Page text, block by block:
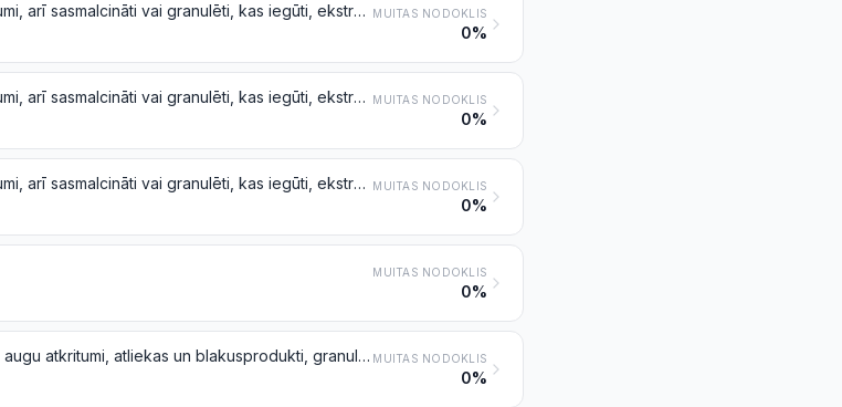
Eļļas rauši un citi cietie atlikumi, arī sasmalcināti vai granulēti, kas iegūti, ekstrahējot sojas pupu eļļu MUITAS NODOKLIS
0%
Eļļas rauši un citi cietie atlikumi, arī sasmalcināti vai granulēti, kas iegūti, ekstrahējot zemesriekstu eļļu MUITAS NODOKLIS
0%
Eļļas rauši un citi cietie atlikumi, arī sasmalcināti vai granulēti, kas iegūti, ekstrahējot augu vai mikrobu taukus un eļļas, izņemot pozīcijā 2304 vai 2305 minētās MUITAS NODOKLIS
0%
MUITAS NODOKLIS
0%
Augu izcelsmes materiāli un augu atkritumi, atliekas un blakusprodukti, granulēti vai negranulēti, izmantojami dzīvnieku barībai, kas citur nav minēti un iekļauti MUITAS NODOKLIS
0%